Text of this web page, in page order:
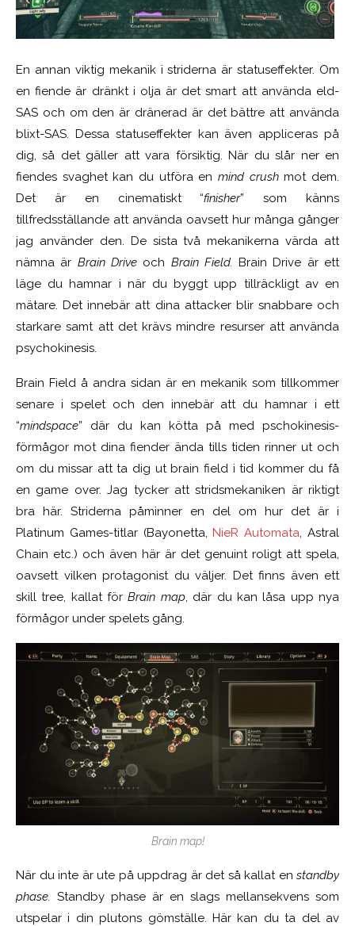
En annan viktig mekanik i striderna är statuseffekter. Om
en fiende är dränkt i olja är det smart att använda eld-
SAS och om den är dränerad är det bättre att använda
blixt-SAS. Dessa statuseffekter kan även appliceras på
dig, så det gäller att vara försiktig. När du slår ner en
fiendes svaghet kan du utföra en mind crushmot dem.
Det är en cinematiskt “finisher” som känns
tillfredsställande att använda oavsett hur många gånger
jag använder den. De sista två mekanikerna värda att
nämna är Brain Drive och Brain Field.
Brain Drive är ett
läge du hamnar i när du byggt upp tillräckligt av en
mätare. Det innebär att dina attacker blir snabbare och
starkare samt att det krävs mindre resurser att använda
psychokinesis.
Brain Field å andra sidan är en mekanik som tillkommer
senare i spelet och den innebär att du hamnar i ett
“mindspace” där du kan kötta på med pschokinesis-
förmågor mot dina fiender ända tills tiden rinner ut och
om du missar att ta dig ut brain field i tid kommer du få
en game over. Jag tycker att stridsmekaniken är riktigt
bra här. Striderna påminner en del om hur det är i
Platinum Games-titlar (Bayonetta, NieR Automata, Astral
Chain etc.) och även här är det genuint roligt att spela,
oavsett vilken protagonist du väljer.
Det finns även ett
skill tree, kallat för Brain map, där du kan låsa upp nya
förmågor under spelets gång.
Brain map!
När du inte är ute på uppdrag är det så kallat en standby
phase. Standby phase är en slags mellansekvens som
utspelar i din plutons gömställe. Här kan du ta del av